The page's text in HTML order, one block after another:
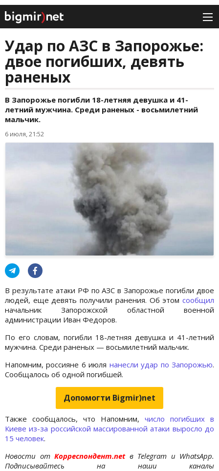
Удар по АЗС в Запорожье:
двое погибших, девять
раненых
В Запорожье погибли 18-летняя девушка и 41-
летний мужчина. Среди раненых - восьмилетний
мальчик.
6 июля, 21:52
В результате атаки РФ по АЗС в Запорожье погибли двое
людей, еще девять получили ранения. Об этом сообщил
начальник Запорожской областной военной
администрации Иван Федоров.
По его словам, погибли 18-летняя девушка и 41-летний
мужчина. Среди раненых — восьмилетний мальчик.
Напомним, россияне 6 июля нанесли удар по Запорожью.
Сообщалось об одной погибшей.
Допомогти Bigmir)net
Также сообщалось, что Напомним, число погибших в
Киеве из-за российской массированной атаки выросло до
15 человек.
Новости отКорреспондент.net в Telegram и WhatsApp.
Подписывайтесь на наши каналы